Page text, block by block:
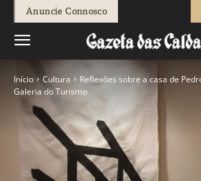
Anuncie Connosco
Início Cultura
Reflexões sobre a casa de
Galeria do Turismo